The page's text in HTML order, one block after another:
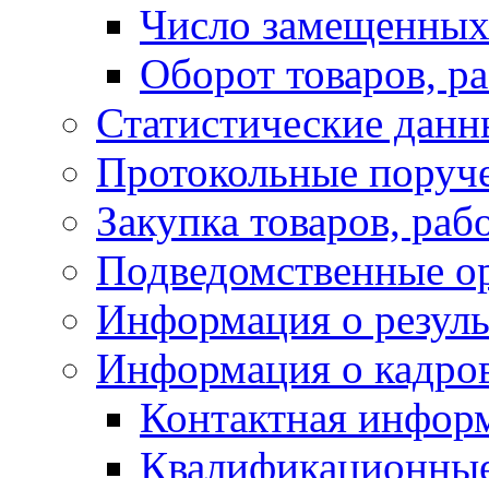
Число
Оборот товаров,
Статистические
Протокольные
Закупка товаров,
Подведомственные
Информация о
Информация о
Контактная